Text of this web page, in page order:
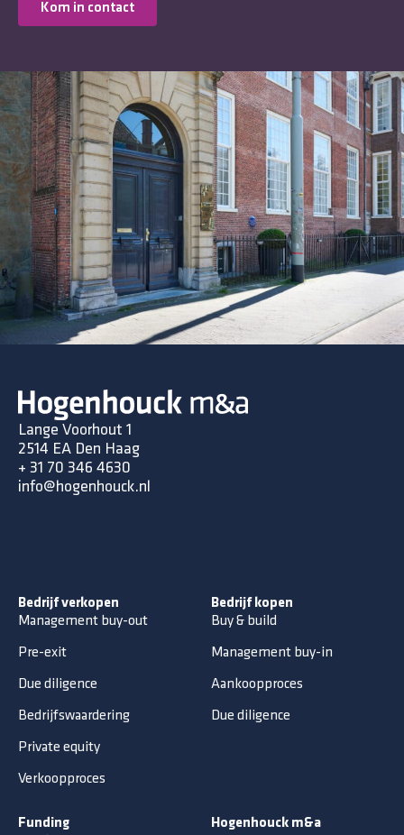
Kom in contact
Lange Voorhout 1
2514 EA Den Haag
+ 31 70 346 4630
info@hogenhouck.nl
Bedrijf verkopen
Management buy-out
Pre-exit
Due diligence
Bedrijfswaardering
Private equity
Verkoopproces
Bedrijf kopen
Buy & build
Management buy-in
Aankoopproces
Due diligence
Funding Hogenhouck m&a